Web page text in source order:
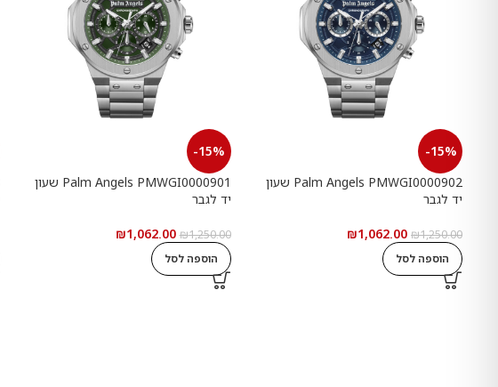
-15%
Palm Angels PMWGI0000902 שעון
יד לגבר
₪1,250.00
₪1,062.00
הוספה לסל
-15%
Palm Angels PMWGI0000901 שעון
יד לגבר
₪1,250.00
₪1,062.00
הוספה לסל